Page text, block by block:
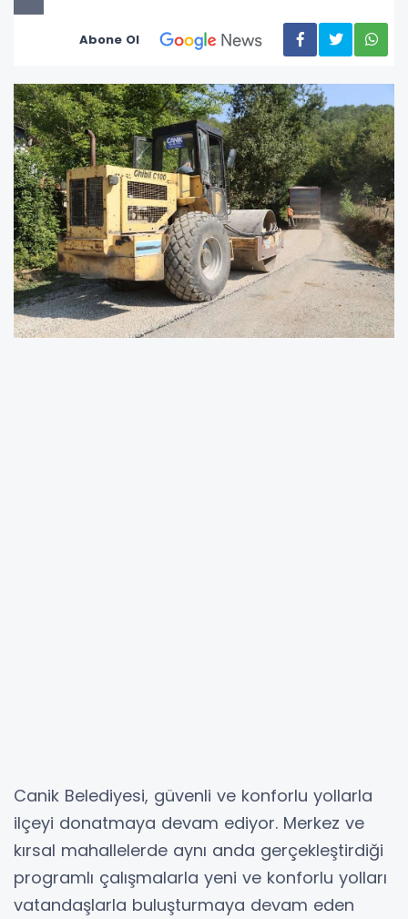
Abone Ol
Canik Belediyesi, güvenli ve konforlu yollarla
ilçeyi donatmaya devam ediyor. Merkez ve
kırsal mahallelerde aynı anda gerçekleştirdiği
programlı çalışmalarla yeni ve konforlu yolları
vatandaşlarla buluşturmaya devam eden